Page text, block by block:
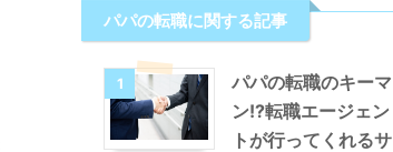
パパの転職に関する記事
1
パパの転職のキーマ
ン!?転職エージェン
トが行ってくれるサ